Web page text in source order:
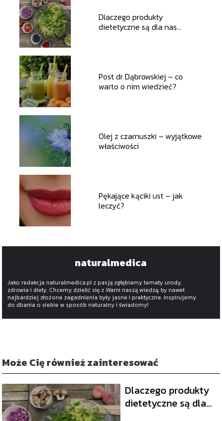
Dlaczego produkty
dietetyczne są dla nas
Post dr Dąbrowskiej – co
warto o nim wiedzieć?
Olej z czarnuszki – wyjątkowe
właściwości
Pękające kąciki ust – jak
leczyć?
naturalmedica
Jako redakcja naturalmedica.pl z pasją zgłębiamy tematy urody,
zdrowia i diety. Chcemy dzielić się z Wami naszą wiedzą, by nawet
najbardziej złożone zagadnienia były jasne i praktyczne. Inspirujemy
do dbania o siebie w sposób naturalny i świadomy!
Może Cię również zainteresować
Dlaczego produkty
dietetyczne są dla